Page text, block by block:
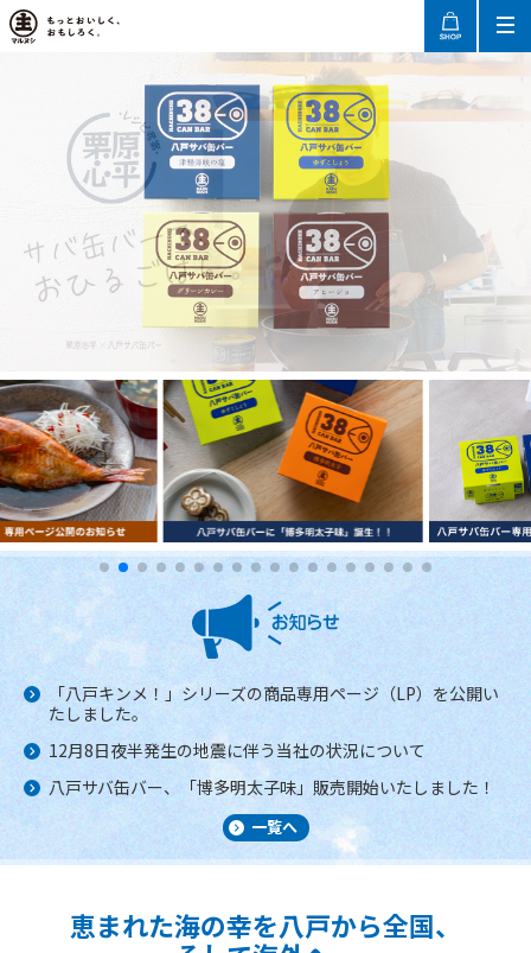
「八戸キンメ！」シリーズの商品専用ページ（LP）を公開い
たしました。
12月8日夜半発生の地震に伴う当社の状況について
八戸サバ缶バー、「博多明太子味」販売開始いたしました！
一覧へ
恵まれた海の幸を八戸から全国、